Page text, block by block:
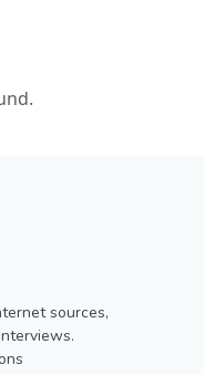
sources,